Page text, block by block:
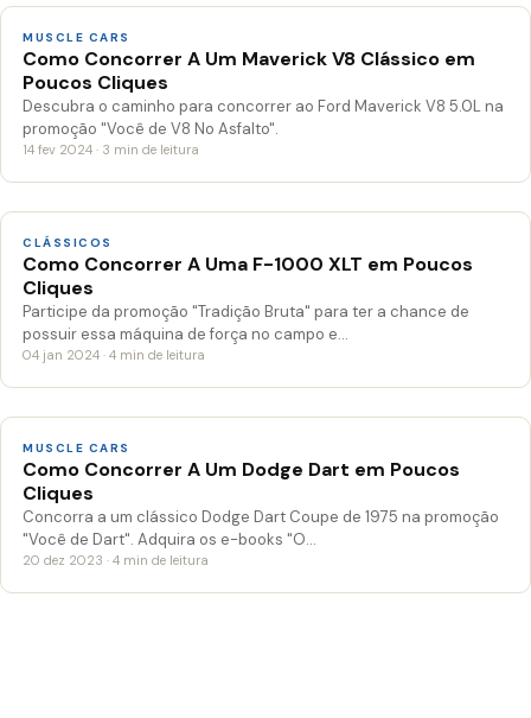
MUSCLE CARS
Como Concorrer A Um Maverick V8 Clássico em
Poucos Cliques
Descubra o caminho para concorrer ao Ford Maverick V8 5.0L na
promoção "Você de V8 No Asfalto".
14 fev 2024 · 3 min de leitura
CLÁSSICOS
Como Concorrer A Uma F-1000 XLT em Poucos
Cliques
Participe da promoção "Tradição Bruta" para ter a chance de
possuir essa máquina de força no campo e…
04 jan 2024 · 4 min de leitura
MUSCLE CARS
Como Concorrer A Um Dodge Dart em Poucos
Cliques
Concorra a um clássico Dodge Dart Coupe de 1975 na promoção
"Você de Dart". Adquira os e-books "O…
20 dez 2023 · 4 min de leitura